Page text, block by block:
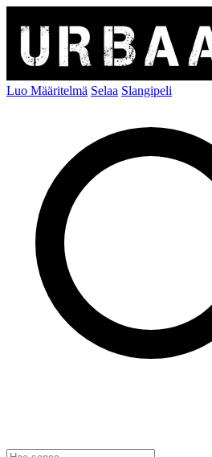
Luo Määritelmä Selaa Slangipeli